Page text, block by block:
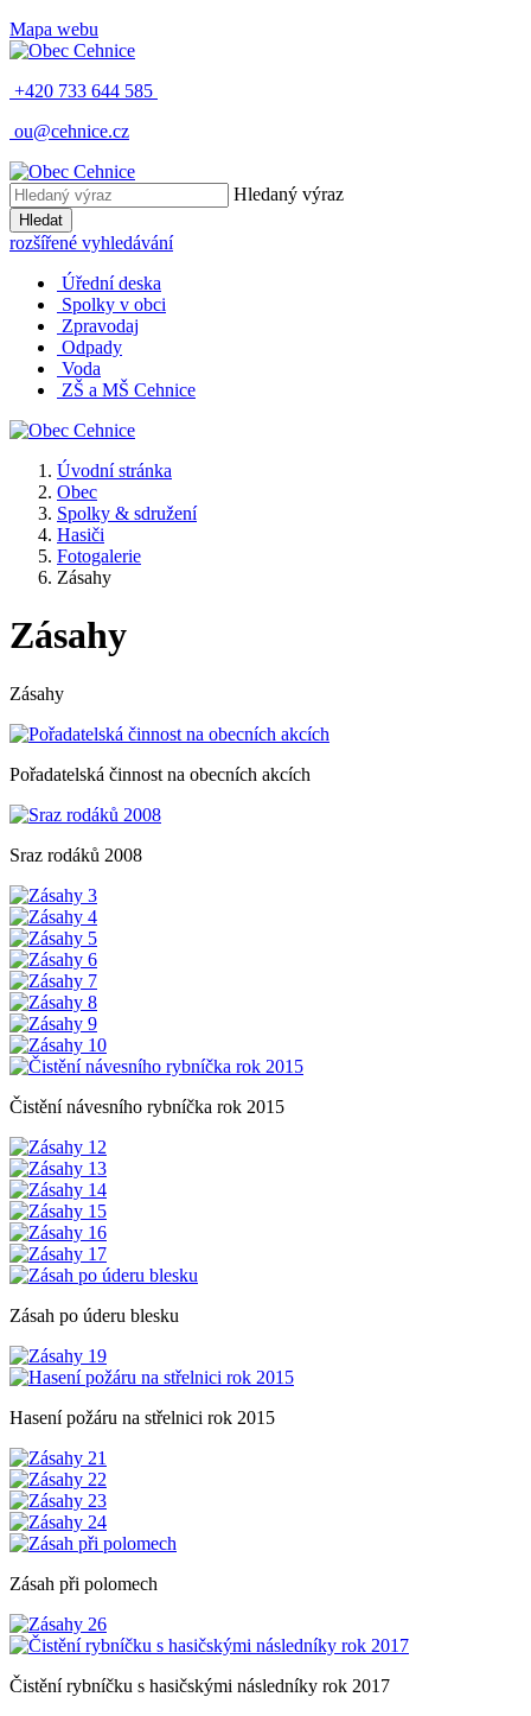
Mapa webu
+420 733 644 585
ou@cehnice.cz
Hledaný výraz
Hledat
rozšířené vyhledávání
Úřední deska
Spolky v obci
Zpravodaj
Odpady
Voda
ZŠ a MŠ Cehnice
Úvodní stránka
Obec
Spolky & sdružení
Hasiči
Fotogalerie
Zásahy
Zásahy
Zásahy
Pořadatelská činnost na obecních akcích
Sraz rodáků 2008
Čistění návesního rybníčka rok 2015
Zásah po úderu blesku
Hasení požáru na střelnici rok 2015
Zásah při polomech
Čistění rybníčku s hasičskými následníky rok 2017